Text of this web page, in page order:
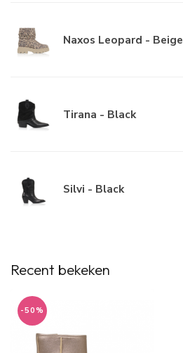
Naxos Leopard - Beige
Tirana - Black
Silvi - Black
Recent bekeken
-50%